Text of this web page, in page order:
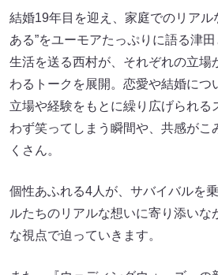
結婚19年目を迎え、家庭でのリアル
ある”をユーモアたっぷりに語る津
生活を送る西村が、それぞれの立場
わるトークを展開。恋愛や結婚につ
立場や経験をもとに繰り広げられる
わず笑ってしまう瞬間や、共感がこ
くさん。
個性あふれる4人が、サバイバルを
ルたちのリアルな想いに寄り添いな
な視点で迫っていきます。